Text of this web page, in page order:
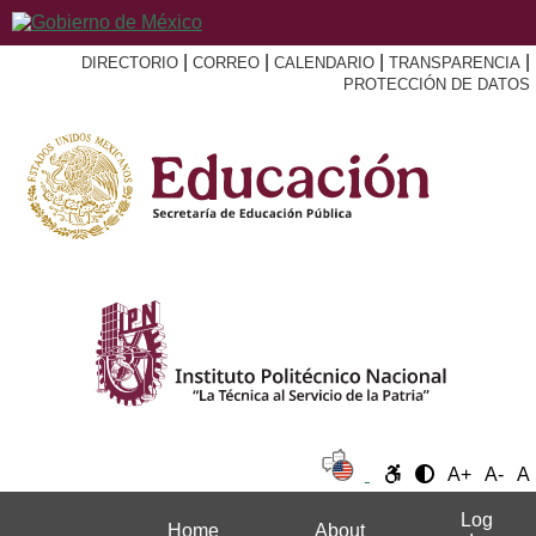
DIRECTORIO CORREO CALENDARIO TRANSPARENCIA
PROTECCIÓN DE DATOS
A+ A- A
Home About
Log